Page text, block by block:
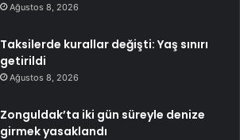
Ağustos 8, 2026
Taksilerde kurallar değişti: Yaş sınırı
getirildi
Ağustos 8, 2026
Zonguldak’ta iki gün süreyle denize
girmek yasaklandı